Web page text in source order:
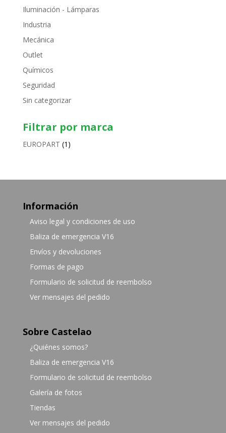
Iluminación - Lámparas
Industria
Mecánica
Outlet
Químicos
Seguridad
Sin categorizar
Filtrar por marca
EUROPART (1)
Información
Aviso legal y condiciones de uso
Baliza de emergencia V16
Envíos y devoluciones
Formas de pago
Formulario de solicitud de reembolso
Ver mensajes del pedido
Sobre Castelao
¿Quiénes somos?
Baliza de emergencia V16
Formulario de solicitud de reembolso
Galería de fotos
Tiendas
Ver mensajes del pedido